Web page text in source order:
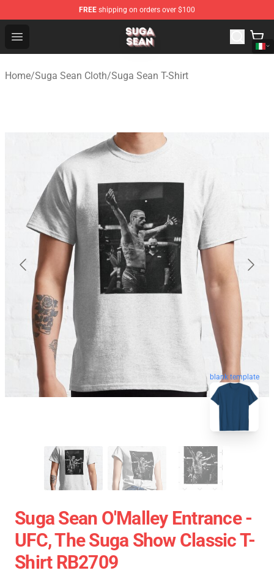
FREE shipping on orders over $100
Open menu
Suga Sean Shop - Official Suga Sean Merchandise Store
Home/Suga Sean Cloth/Suga Sean T-Shirt
blank template
Suga Sean O'Malley Entrance -
UFC, The Suga Show Classic T-
Shirt RB2709